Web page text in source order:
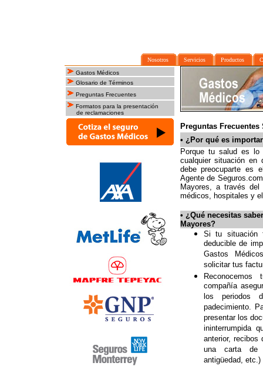
Nosotros Servicios Productos
Gastos Médicos
Glosario de Términos
Preguntas Frecuentes
Formatos para la presentación
de reclamaciones
Preguntas
• ¿Por qué es
Porque tu salud es
cualquier situación en
debe preocuparte es
Agente de
Mayores, a través
médicos, hospitales y
• ¿Qué necesitas
Mayores?
Si tu situación
deducible de
Gastos
solicitar tus
compañía
los periodos
padecimiento.
presentar los
ininterrumpida
anterior, recibos
una carta de
antigüedad, etc.)